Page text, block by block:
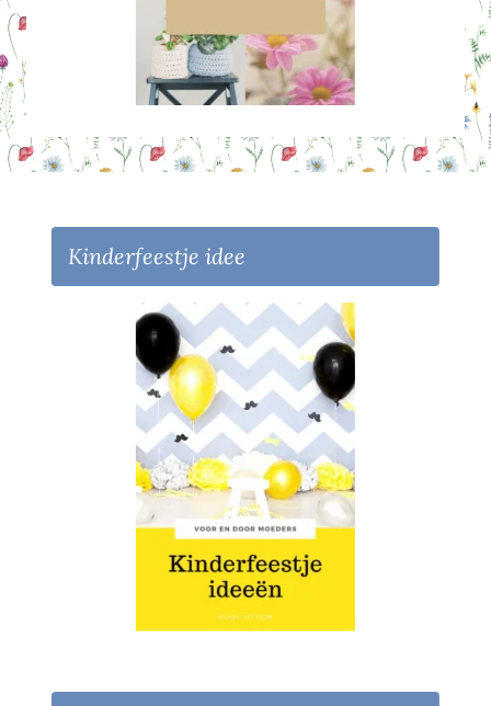
Kinderfeestje idee